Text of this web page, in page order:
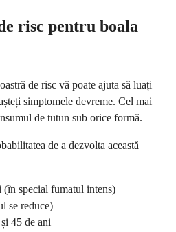
risc pentru boala
de risc vă poate ajuta să luați
simptomele devreme. Cel mai
de tutun sub orice formă.
de a dezvolta această
special fumatul intens)
se reduce)
45 de ani